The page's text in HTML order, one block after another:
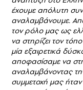
έχουμε απόλυτη
αναλαμβάνουμε.
τον ρόλο μας ως
να στηρίζει τον
μία εξαιρετικά
αποφασίσαμε να
αναλαμβάνοντας
συμμετοχή μας